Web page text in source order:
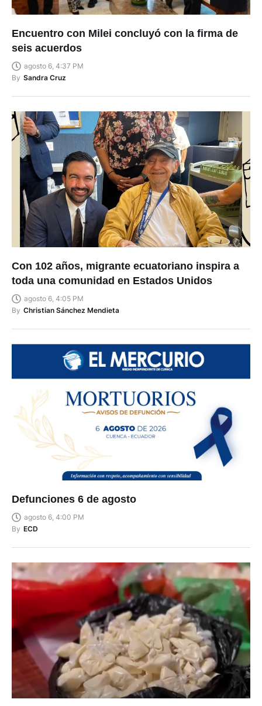
Encuentro con Milei concluyó con la firma de
seis acuerdos
agosto 6, 4:37 PM
By Sandra Cruz
Con 102 años, migrante ecuatoriano inspira a
toda una comunidad en Estados Unidos
agosto 6, 4:05 PM
By Christian Sánchez Mendieta
Defunciones 6 de agosto
agosto 6, 4:00 PM
By ECD